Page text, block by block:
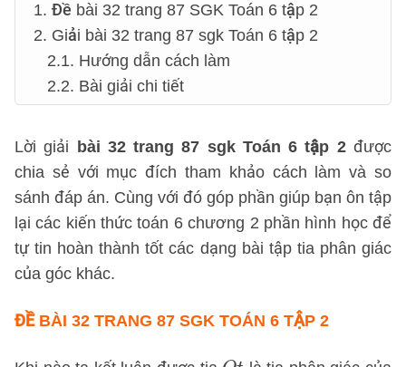
1. Đề bài 32 trang 87 SGK Toán 6 tập 2
2. Giải bài 32 trang 87 sgk Toán 6 tập 2
2.1. Hướng dẫn cách làm
2.2. Bài giải chi tiết
Lời giải bài 32 trang 87 sgk Toán 6 tập 2được
chia sẻ với mục đích tham khảo cách làm và so
sánh đáp án. Cùng với đó góp phần giúp bạn ôn tập
lại các kiến thức toán 6 chương 2 phần hình học để
tự tin hoàn thành tốt các dạng bài tập tia phân giác
của góc khác.
ĐỀ BÀI 32 TRANG 87 SGK TOÁN 6 TẬP 2
Ot